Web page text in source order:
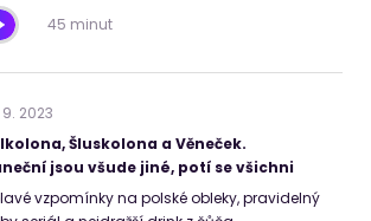
45 minut
9. 2023
Šluskolona a Věneček.
jsou všude jiné, potí se všichni
vzpomínky na polské obleky, pravidelný